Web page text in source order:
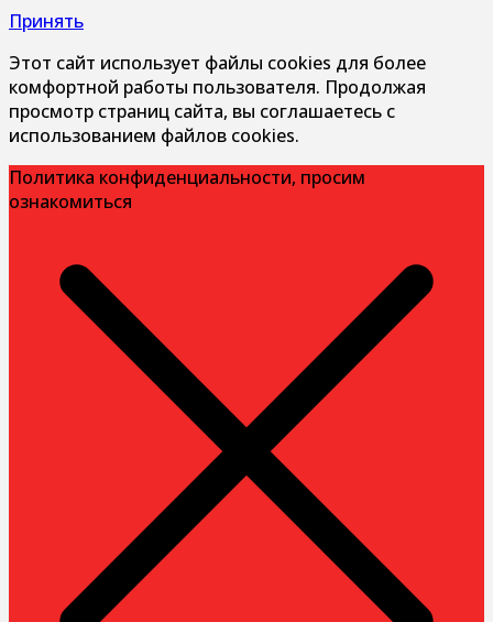
Принять
Этот сайт использует файлы cookies для более
комфортной работы пользователя. Продолжая
просмотр страниц сайта, вы соглашаетесь с
использованием файлов cookies.
Политика конфиденциальности, просим
ознакомиться